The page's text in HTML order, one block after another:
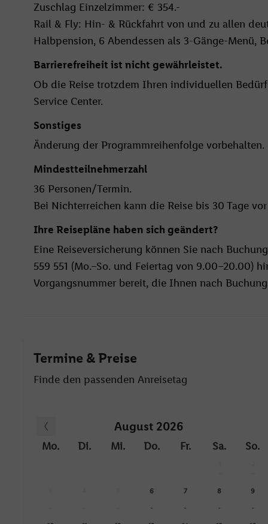
Zuschlag Einzelzimmer: € 354.-
Rail & Fly: Hin- & Rückfahrt von und zu allen
Halbpension, 6 Abendessen als 3-Gänge-Menü,
Barrierefreiheit ist nicht gewährleistet.
Ob die Reise trotzdem Ihren individuellen
Service Center.
Sonstiges
Änderung der Programmreihenfolge vorbehalten.
Mindestteilnehmerzahl
36 Personen/Termin.
Bei Nichterreichen kann die Reise bis 30 Tage
Ihre Reisepläne haben sich geändert?
Eine Reiseversicherung können Sie nach
559 551 (Mo.–So. und Feiertag von 9.00–20.00)
Vorgangsnummer bereit, die Ihnen nach
Termine & Preise
Finde den passenden Anreisetag
August 2026
Mo. Di. Mi. Do. Fr. Sa. So.
6
-
7
-
8
-
9
-